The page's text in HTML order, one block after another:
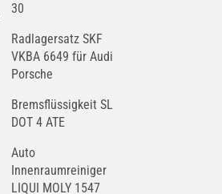
30
Radlagersatz SKF
VKBA 6649 für Audi
Porsche
Bremsflüssigkeit SL
DOT 4 ATE
Auto
Innenraumreiniger
LIQUI MOLY 1547